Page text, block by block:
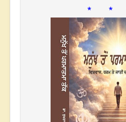
* *